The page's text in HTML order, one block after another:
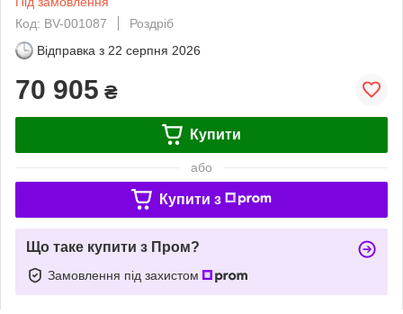
Код: BV-001087
Роздріб
Відправка з 22 серпня 2026
70 905 ₴
Купити
або
Купити з
Що таке купити з Пром?
Замовлення під захистом